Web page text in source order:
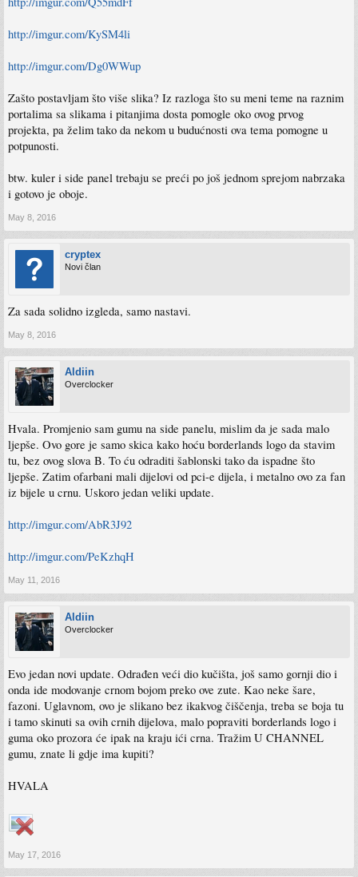
http://imgur.com/KySM4li
http://imgur.com/Dg0WWup
Zašto postavljam što više slika? Iz razloga što su meni teme na raznim
portalima sa slikama i pitanjima dosta pomogle oko ovog prvog
projekta, pa želim tako da nekom u budućnosti ova tema pomogne u
potpunosti.
btw. kuler i side panel trebaju se preći po još jednom sprejom nabrzaka
i gotovo je oboje.
May 8, 2016
cryptex
Novi član
Za sada solidno izgleda, samo nastavi.
May 8, 2016
Aldiin
Overclocker
Hvala. Promjenio sam gumu na side panelu, mislim da je sada malo
ljepše. Ovo gore je samo skica kako hoću borderlands logo da stavim
tu, bez ovog slova B. To ću odraditi šablonski tako da ispadne što
ljepše. Zatim ofarbani mali dijelovi od pci-e dijela, i metalno ovo za fan
iz bijele u crnu. Uskoro jedan veliki update.
http://imgur.com/AbR3J92
http://imgur.com/PeKzhqH
May 11, 2016
Aldiin
Overclocker
Evo jedan novi update. Odrađen veći dio kučišta, još samo gornji dio i
onda ide modovanje crnom bojom preko ove zute. Kao neke šare,
fazoni. Uglavnom, ovo je slikano bez ikakvog čiščenja, treba se boja tu
i tamo skinuti sa ovih crnih dijelova, malo popraviti borderlands logo i
guma oko prozora će ipak na kraju ići crna. Tražim U CHANNEL
gumu, znate li gdje ima kupiti?
HVALA
May 17, 2016